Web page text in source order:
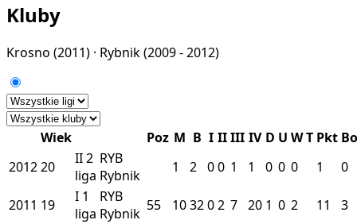
Kluby
Krosno (2011) · Rybnik(2009 - 2012)
Wiek Poz M B I IIIII IV D U WT Pkt
201220 II2
liga
RYB
Rybnik
1 2 00 1 1 0 0 0 1 0
2011 19 I 1
liga
RYB
Rybnik 55 103202 7 20 1 0 2 11 3